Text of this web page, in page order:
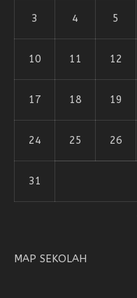
3 4 5
10 11 12
17 18 19
24 25 26
31
MAP SEKOLAH